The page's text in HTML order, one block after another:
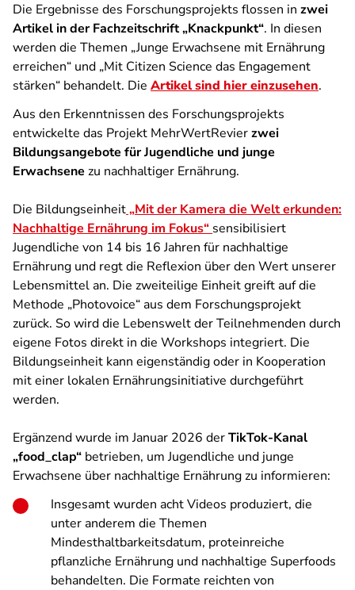
Die Ergebnisse des Forschungsprojekts flossen in zwei
Artikel in der Fachzeitschrift „Knackpunkt“. In diesen
werden die Themen „Junge Erwachsene mit Ernährung
erreichen“ und „Mit Citizen Science das Engagement
stärken“ behandelt. Die Artikel sind hier einzusehen.
Aus den Erkenntnissen des Forschungsprojekts
entwickelte das Projekt MehrWertRevierzwei
Bildungsangebote für Jugendliche und junge
Erwachsene zu nachhaltiger Ernährung.
Die Bildungseinheit„Mit der Kamera die Welt erkunden:
Nachhaltige Ernährung im Fokus“ sensibilisiert
Jugendliche von 14 bis 16 Jahren für nachhaltige
Ernährung und regt die Reflexion über den Wert unserer
Lebensmittel an. Die zweiteilige Einheit greift auf die
Methode „Photovoice“ aus dem Forschungsprojekt
zurück. So wird die Lebenswelt der Teilnehmenden durch
eigene Fotos direkt in die Workshops integriert. Die
Bildungseinheit kann eigenständig oder in Kooperation
mit einer lokalen Ernährungsinitiative durchgeführt
werden.
Ergänzend wurde im Januar 2026 derTikTok-Kanal
„food_clap“ betrieben, um Jugendliche und junge
Erwachsene über nachhaltige Ernährung zu informieren:
Insgesamt wurden acht Videos produziert, die
unter anderem die Themen
Mindesthaltbarkeitsdatum, proteinreiche
pflanzliche Ernährung und nachhaltige Superfoods
behandelten. Die Formate reichten von